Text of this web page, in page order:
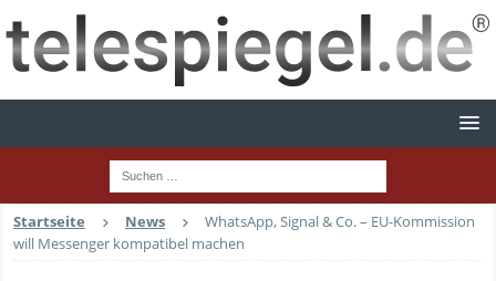
Startseite News
WhatsApp, Signal & Co. – EU-Kommission
will Messenger kompatibel machen